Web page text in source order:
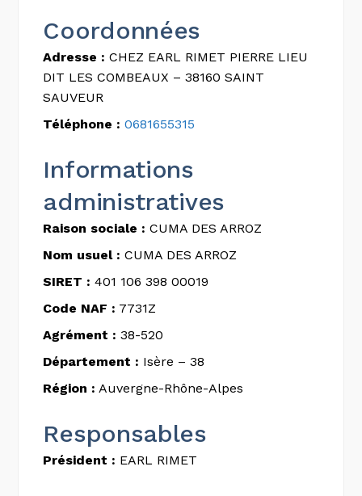
Coordonnées
Adresse : CHEZ EARL RIMET PIERRE LIEU
DIT LES COMBEAUX – 38160 SAINT
SAUVEUR
Téléphone : 0681655315
Informations
administratives
Raison sociale : CUMA DES ARROZ
Nom usuel : CUMA DES ARROZ
SIRET : 401 106 398 00019
Code NAF : 7731Z
Agrément : 38-520
Département : Isère – 38
Région : Auvergne-Rhône-Alpes
Responsables
Président : EARL RIMET